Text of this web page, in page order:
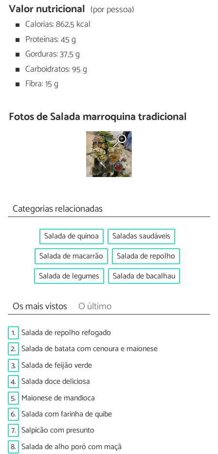
Valor nutricional (por pessoa)
Calorias: 862,5 kcal
Proteínas: 45 g
Gorduras: 37,5 g
Carboidratos: 95 g
Fibra: 15 g
Fotos de Salada marroquina tradicional
Categorias relacionadas
Salada de quinoa
Saladas saudáveis
Salada de macarrão
Salada de repolho
Salada de legumes
Salada de bacalhau
Os mais vistos O último
1. Salada de repolho refogado
2. Salada de batata com cenoura e maionese
3. Salada de feijão verde
4. Salada doce deliciosa
5. Maionese de mandioca
6. Salada com farinha de quibe
7. Salpicão com presunto
8. Salada de alho poró com maçã